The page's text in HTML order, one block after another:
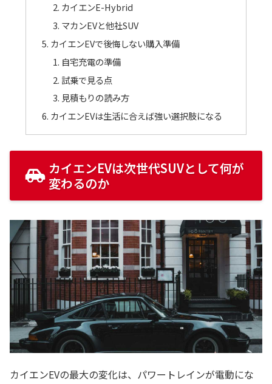
カイエンE-Hybrid
マカンEVと他社SUV
カイエンEVで後悔しない購入準備
自宅充電の準備
試乗で見る点
見積もりの読み方
カイエンEVは生活に合えば強い選択肢になる
カイエンEVは次世代SUVとして何が
変わるのか
カイエンEVの最大の変化は、パワートレインが電動にな